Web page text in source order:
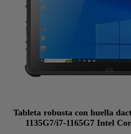
Tableta robusta con huella
1135G7/i7-1165G7 Intel